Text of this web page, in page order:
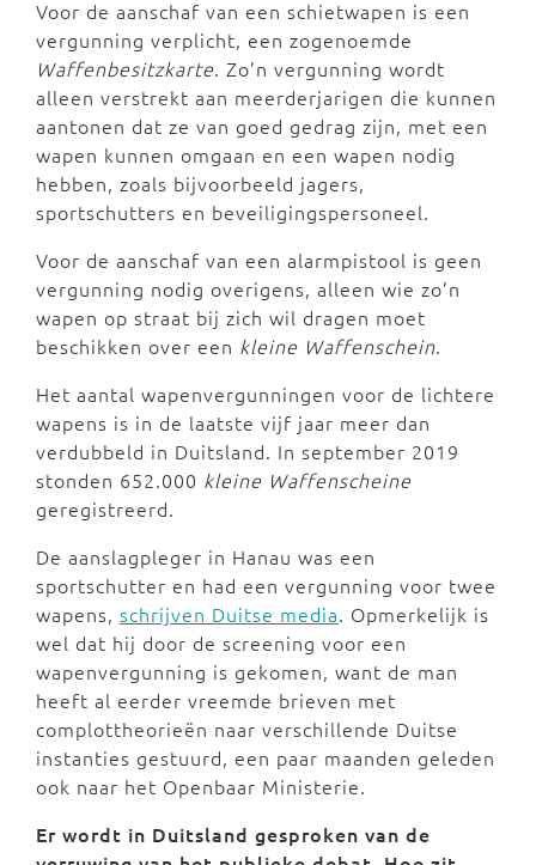
Voor de aanschaf van een schietwapen is een
vergunning verplicht, een zogenoemde
Waffenbesitzkarte. Zo’n vergunning wordt
alleen verstrekt aan meerderjarigen die kunnen
aantonen dat ze van goed gedrag zijn, met een
wapen kunnen omgaan en een wapen nodig
hebben, zoals bijvoorbeeld jagers,
sportschutters en beveiligingspersoneel.
Voor de aanschaf van een alarmpistool is geen
vergunning nodig overigens, alleen wie zo’n
wapen op straat bij zich wil dragen moet
beschikken over een kleine Waffenschein.
Het aantal wapenvergunningen voor de lichtere
wapens is in de laatste vijf jaar meer dan
verdubbeld in Duitsland. In september 2019
stonden 652.000 kleine Waffenscheine
geregistreerd.
De aanslagpleger in Hanau was een
sportschutter en had een vergunning voor twee
wapens, schrijven Duitse media. Opmerkelijk is
wel dat hij door de screening voor een
wapenvergunning is gekomen, want de man
heeft al eerder vreemde brieven met
complottheorieën naar verschillende Duitse
instanties gestuurd, een paar maanden geleden
ook naar het Openbaar Ministerie.
Er wordt in Duitsland gesproken van de